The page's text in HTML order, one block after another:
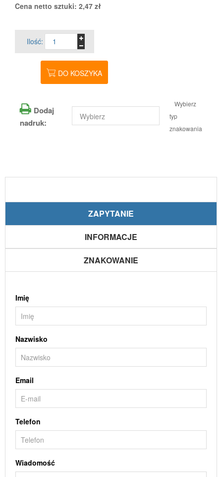
Cena netto sztuki: 2,47 zł
Ilość:
DO KOSZYKA
Dodaj
nadruk:
Wybierz
typ
znakowania
ZAPYTANIE
INFORMACJE
ZNAKOWANIE
Imię
Nazwisko
Email
Telefon
Wiadomość